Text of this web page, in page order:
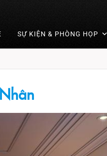
SỰ KIỆN & PHÒNG HỌP